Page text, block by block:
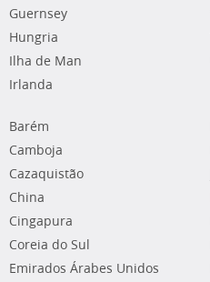
Guernsey
Hungria
Ilha de Man
Irlanda
Barém
Camboja
Cazaquistão
China
Cingapura
Coreia do Sul
Emirados Árabes Unidos